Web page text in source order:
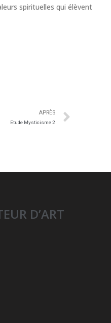
spirituelles qui élèvent
APRÈS
Etude Mysticisme 2
D’ART